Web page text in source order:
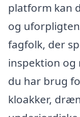
platform kan
og
fagfolk, der
inspektion og
du har brug
kloakker,